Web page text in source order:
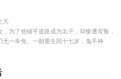
天
为了他铺平道路成为太子，却惨遭背叛，
无一幸免。一朝重生回十七岁，鬼手神